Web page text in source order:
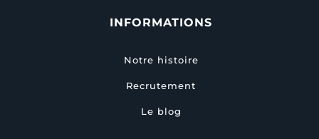
INFORMATIONS
Notre histoire
Recrutement
Le blog